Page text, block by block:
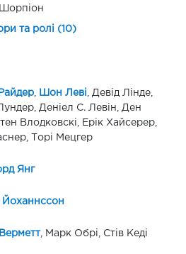
та ролі (10)
, Шон Леві , Девід Лінде,
Деніел С. Левін, Ден
Влодковскі, Ерік Хайсерер,
Торі Мецгер
Янг
Йоханнссон
, Марк Обрі, Стів Кеді